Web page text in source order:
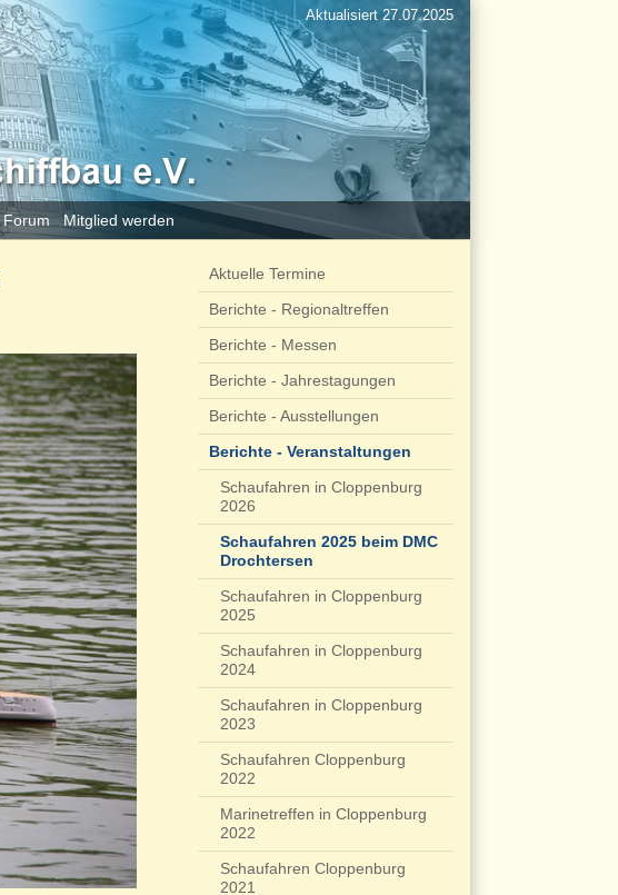
Forum Mitglied werden
Aktualisiert 27.07.2025
Aktuelle Termine
Berichte - Regionaltreffen
Berichte - Messen
Berichte - Jahrestagungen
Berichte - Ausstellungen
Berichte - Veranstaltungen
Schaufahren in Cloppenburg
2026
Schaufahren 2025 beim DMC
Drochtersen
Schaufahren in Cloppenburg
2025
Schaufahren in Cloppenburg
2024
Schaufahren in Cloppenburg
2023
Schaufahren Cloppenburg
2022
Marinetreffen in Cloppenburg
2022
Schaufahren Cloppenburg
2021